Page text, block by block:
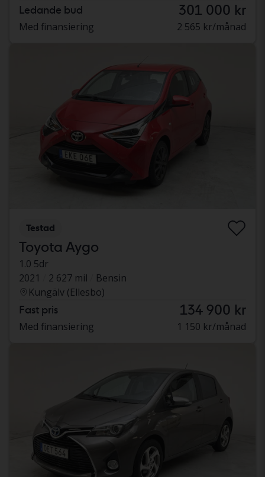
Ledande bud 301 000 kr
Med finansiering 2 565 kr/månad
Testad
Toyota Aygo
1.0 5dr
2021
2 627 mil
Bensin
Kungälv (Ellesbo)
Fast pris 134 900 kr
Med finansiering 1 150 kr/månad